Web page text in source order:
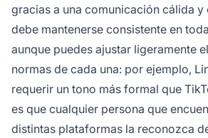
gracias a una comunicación cálida y
debe mantenerse consistente en
aunque puedes ajustar ligeramente
normas de cada una: por ejemplo,
requerir un tono más formal que
es que cualquier persona que
distintas plataformas la reconozca